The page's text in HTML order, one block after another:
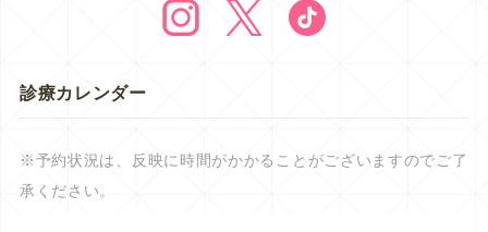
診療カレンダー
※予約状況は、反映に時間がかかることがございますのでご了
承ください。